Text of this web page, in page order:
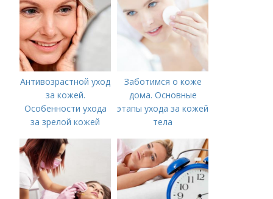
Антивозрастной уход
за кожей.
Особенности ухода
за зрелой кожей
Заботимся о коже
дома. Основные
этапы ухода за кожей
тела